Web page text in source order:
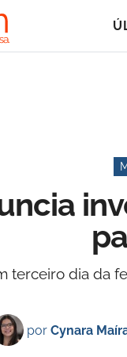
terceiro dia da
por Cynara